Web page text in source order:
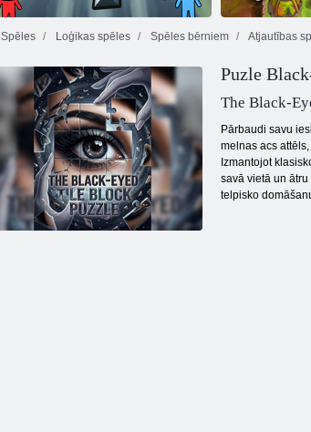
Fireboy and Watergirl 4: Kristāla templis
Nolādēts
dārgums 2
Spēles Loģikas spēles Spēles bērniem Atjautības
Puzle
The Black-
Pārbaudi savu
melnas acs
Izmantojot
savā vietā un
telpisko